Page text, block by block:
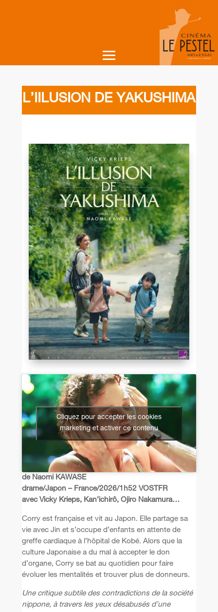
L’IILUSION DE YAKUSHIMA
Cliquez pour accepter les cookies
marketing et activer ce contenu
de Naomi KAWASE
drame/Japon – France/2026/1h52 VOSTFR
avec Vicky Krieps, Kan’ichirô, Ojiro Nakamura…
Corry est française et vit au Japon. Elle partage sa
vie avec Jin et s’occupe d’enfants en attente de
greffe cardiaque à l’hôpital de Kobé. Alors que la
culture Japonaise a du mal à accepter le don
d’organe, Corry se bat au quotidien pour faire
évoluer les mentalités et trouver plus de donneurs.
Une critique subtile des contradictions de la société
nippone, à travers les yeux désabusés d’une